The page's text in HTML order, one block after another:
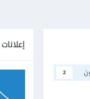
2
إعلانات